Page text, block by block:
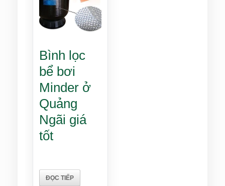
Bình lọc
bể bơi
Minder ở
Quảng
Ngãi giá
tốt
ĐỌC TIẾP